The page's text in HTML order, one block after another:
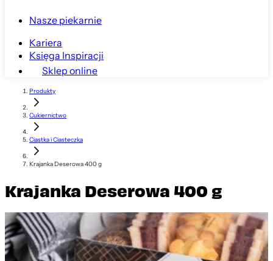
Nasze piekarnie
Kariera
Księga Inspiracji
Sklep online
Produkty
Cukiernictwo
Ciastka i Ciasteczka
Krajanka Deserowa 400 g
Krajanka Deserowa 400 g